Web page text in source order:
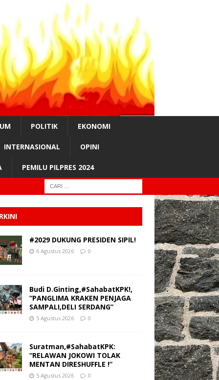
POLITIK EKONOMI
INTERNASIONAL OPINI
PEMILU PILPRES 2024
#2029 DUKUNG PRESIDEN SIPIL!
6 Agustus 2026 0
Budi D.Ginting,#SahabatKPK!,
“PANGLIMA KRAKEN PENJAGA
SAMPALI,DELI SERDANG”
5 Agustus 2026 0
Suratman,#SahabatKPK:
“RELAWAN JOKOWI TOLAK
MENTAN DIRESHUFFLE !”
5 Agustus 2026 0